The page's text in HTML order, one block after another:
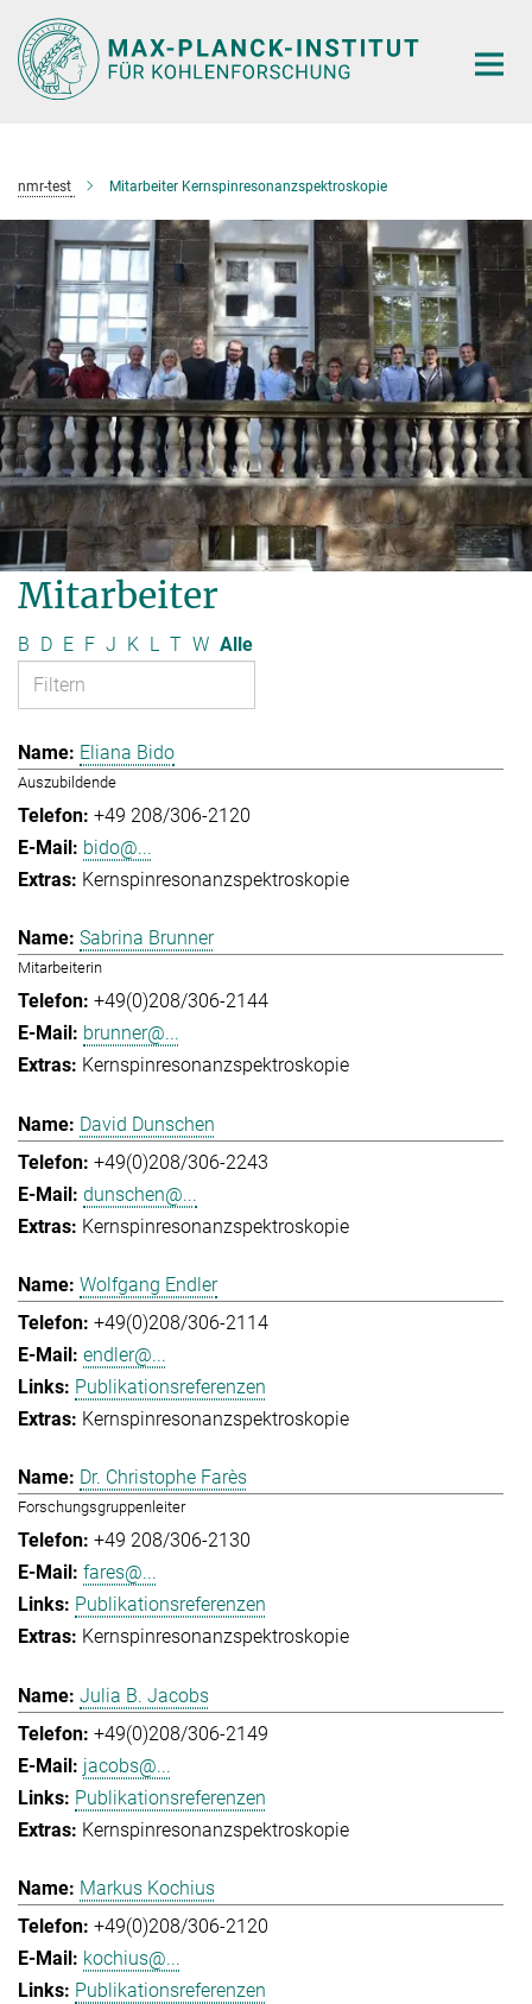
Hauptinhalt
nmr-test Mitarbeiter Kernspinresonanzspektroskopie
Mitarbeiter
B D E F J K L T W Alle
Eliana Bido
Auszubildende
+49 208/306-2120
bido@...
Kernspinresonanzspektroskopie
Sabrina Brunner
Mitarbeiterin
+49(0)208/306-2144
brunner@...
Kernspinresonanzspektroskopie
David Dunschen
+49(0)208/306-2243
dunschen@...
Kernspinresonanzspektroskopie
Wolfgang Endler
+49(0)208/306-2114
endler@...
Publikationsreferenzen
Kernspinresonanzspektroskopie
Dr. Christophe Farès
Forschungsgruppenleiter
+49 208/306-2130
fares@...
Publikationsreferenzen
Kernspinresonanzspektroskopie
Julia B. Jacobs
+49(0)208/306-2149
jacobs@...
Publikationsreferenzen
Kernspinresonanzspektroskopie
Markus Kochius
+49(0)208/306-2120
kochius@...
Publikationsreferenzen